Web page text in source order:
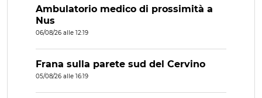
Ambulatorio medico di prossimità a
Nus
06/08/26 alle 12:19
Frana sulla parete sud del Cervino
05/08/26 alle 16:19